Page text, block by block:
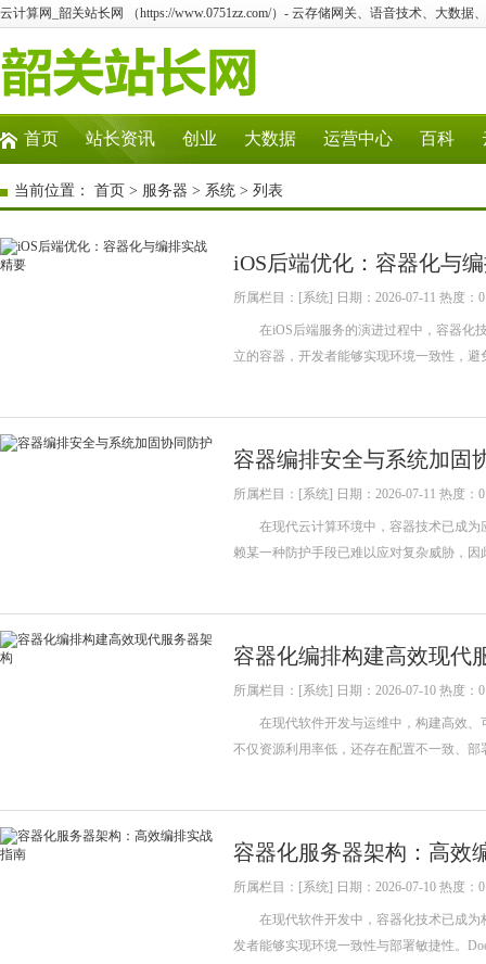
云计算网_韶关站长网 （https://www.0751zz.com/）- 云存储网关、语音技术、大数据
首页 站长资讯 创业 大数据 运营中心 百科
当前位置： 首页 > 服务器 > 系统 > 列表
iOS后端优化：容器化与
所属栏目：[系统] 日期：2026-07-11 热度：0
在iOS后端服务的演进过程中，容器化技
立的容器，开发者能够实现环境一致性，
容器编排安全与系统加固
所属栏目：[系统] 日期：2026-07-11 热度：0
在现代云计算环境中，容器技术已成为
赖某一种防护手段已难以应对复杂威胁，因
容器化编排构建高效现代
所属栏目：[系统] 日期：2026-07-10 热度：0
在现代软件开发与运维中，构建高效、
不仅资源利用率低，还存在配置不一致、
容器化服务器架构：高效
所属栏目：[系统] 日期：2026-07-10 热度：0
在现代软件开发中，容器化技术已成为
发者能够实现环境一致性与部署敏捷性。